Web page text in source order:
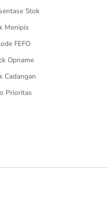
Stok
Menipis
FEFO
Opname
Cadangan
Prioritas